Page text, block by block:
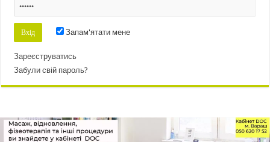
Запам'ятати мене
Зареєструватись
Забули свій пароль?